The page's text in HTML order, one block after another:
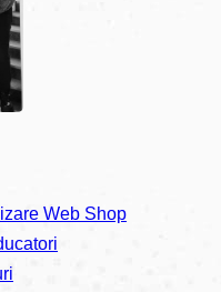
Web Shop